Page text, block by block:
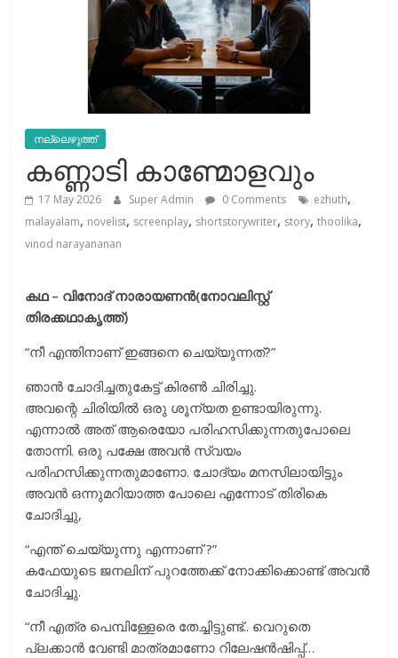
നല്ലെഴുത്ത്
കണ്ണാടി കാണ്മോളവും
17 May 2026 Super Admin 0 Comments ezhuth,
malayalam, novelist, screenplay, shortstorywriter, story,thoolika,
vinod narayananan
കഥ – വിനോദ് നാരായണന്‍(നോവലിസ്റ്റ്
തിരക്കഥാകൃത്ത്)
“നീ എന്തിനാണ് ഇങ്ങനെ ചെയ്യുന്നത്?”
ഞാന്‍ ചോദിച്ചതുകേട്ട് കിരൺ ചിരിച്ചു.
അവന്റെ ചിരിയിൽ ഒരു ശൂന്യത ഉണ്ടായിരുന്നു.
എന്നാല്‍ അത് ആരെയോ പരിഹസിക്കുന്നതുപോലെ
തോന്നി. ഒരു പക്ഷേ അവൻ സ്വയം
പരിഹസിക്കുന്നതുമാണോ. ചോദ്യം മനസിലായിട്ടും
അവന്‍ ഒന്നുമറിയാത്ത പോലെ എന്നോട് തിരികെ
ചോദിച്ചു,
“എന്ത് ചെയ്യുന്നു എന്നാണ് ?”
കഫേയുടെ ജനലിന് പുറത്തേക്ക് നോക്കിക്കൊണ്ട് അവൻ
ചോദിച്ചു.
“നീ എത്ര പെമ്പിള്ളേരെ തേച്ചിട്ടുണ്ട്.. വെറുതെ
പ്ലക്കാന്‍ വേണ്ടി മാത്രമാണോ റിലേഷന്‍ഷിപ്പ്…